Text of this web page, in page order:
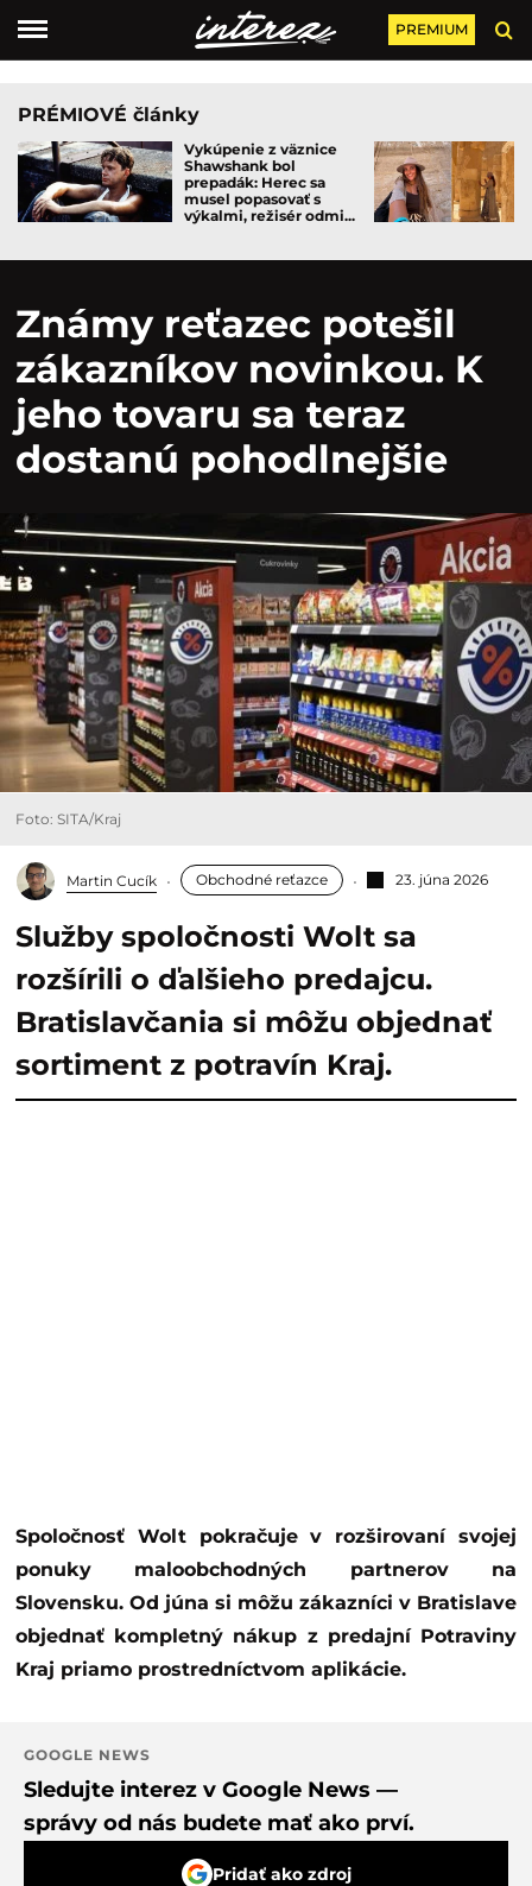
PREMIUM
PRÉMIOVÉ články
Vykúpenie z väznice
Shawshank bol
prepadák: Herec sa
musel popasovať s
výkalmi, režisér odmi...
Známy reťazec potešil
zákazníkov novinkou. K
jeho tovaru sa teraz
dostanú pohodlnejšie
Foto: SITA/Kraj
Martin Cucík Obchodné reťazce 23. júna 2026
Služby spoločnosti Wolt sa
rozšírili o ďalšieho predajcu.
Bratislavčania si môžu objednať
sortiment z potravín Kraj.
Spoločnosť Wolt pokračuje v rozširovaní svojej
ponuky maloobchodných partnerov na
Slovensku. Od júna si môžu zákazníci v Bratislave
objednať kompletný nákup z predajní Potraviny
Kraj priamo prostredníctvom aplikácie.
GOOGLE NEWS
Sledujte interez v Google News —
správy od nás budete mať ako prví.
Pridať ako zdroj